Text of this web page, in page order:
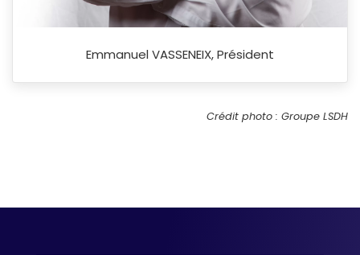
Emmanuel VASSENEIX, Président
Crédit photo : Groupe LSDH